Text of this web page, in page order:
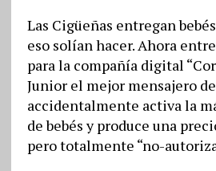
Las Cigüeñas entregan
eso solían hacer. Ahora
para la compañía digital
Junior el mejor mensajero
accidentalmente activa la
de bebés y produce una
pero totalmente “no-